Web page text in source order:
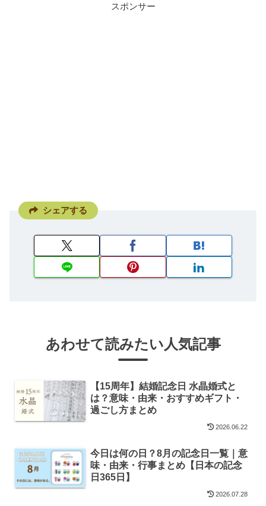
スポンサー
シェアする
あわせて読みたい人気記事
【15周年】結婚記念日 水晶婚式と
は？意味・由来・おすすめギフト・
過ごし方まとめ
2026.06.22
今日は何の日？8月の記念日一覧｜意
味・由来・行事まとめ【日本の記念
日365日】
2026.07.28